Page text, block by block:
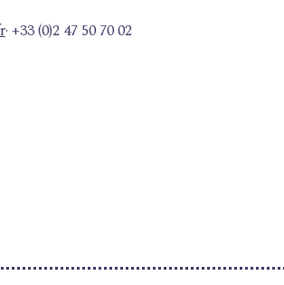
· +33 (0)2 47 50 70 02